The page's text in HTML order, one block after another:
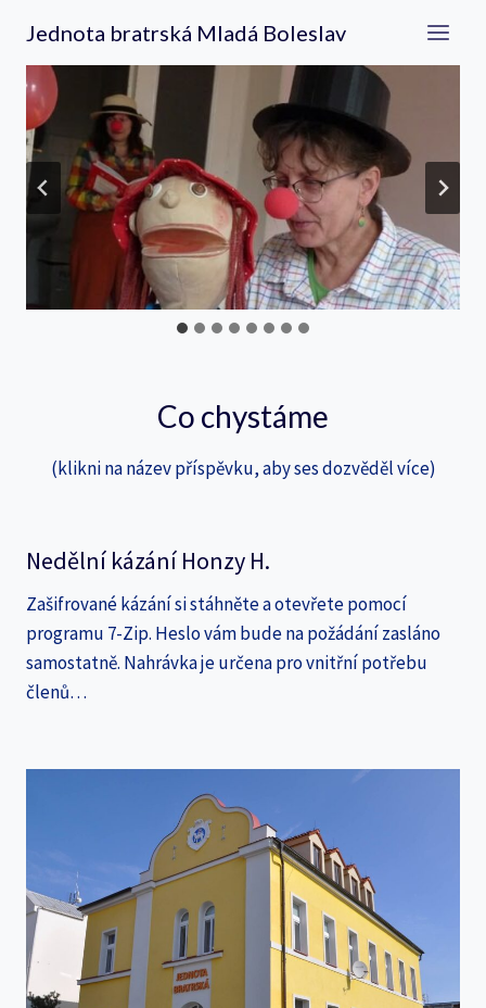
obsah
Jednota bratrská Mladá Boleslav
Co chystáme
(klikni na název příspěvku, aby ses dozvěděl více)
Nedělní kázání Honzy H.
Zašifrované kázání si stáhněte a otevřete pomocí
programu 7-Zip. Heslo vám bude na požádání zasláno
samostatně. Nahrávka je určena pro vnitřní potřebu
členů…